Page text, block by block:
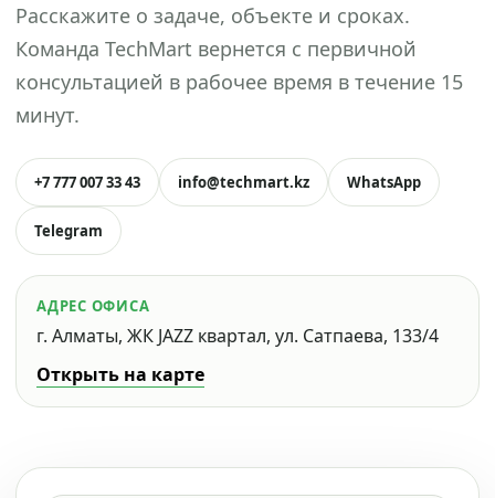
Расскажите о задаче, объекте и сроках.
Команда TechMart вернется с первичной
консультацией в рабочее время в течение 15
минут.
+7 777 007 33 43 info@techmart.kz WhatsApp
Telegram
АДРЕС ОФИСА
г. Алматы, ЖК JAZZ квартал, ул. Сатпаева, 133/4
Открыть на карте